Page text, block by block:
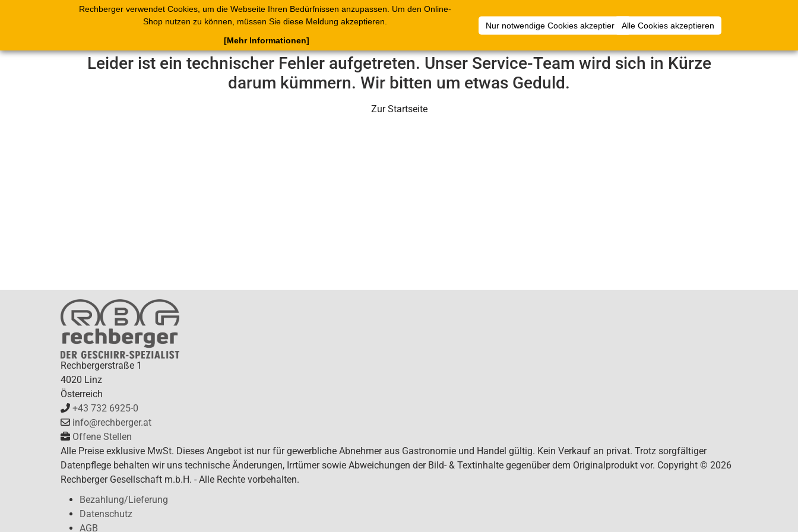
Rechberger verwendet Cookies, um die Webseite Ihren Bedürfnissen anzupassen. Um den Online-
Shop nutzen zu können, müssen Sie diese Meldung akzeptieren.
Nur notwendige Cookies akzeptierenAlle Cookies akzeptieren
[Mehr Informationen]
Shop Blätterkataloge Warenkorb Belege Artikelsammlungen Anmelden
Leider ist ein technischer Fehler aufgetreten. Unser Service-Team wird sich in Kürze
darum kümmern. Wir bitten um etwas Geduld.
Zur Startseite
Rechbergerstraße 1
4020 Linz
Österreich
+43 732 6925-0
info@rechberger.at
Offene Stellen
Alle Preise exklusive MwSt. Dieses Angebot ist nur für gewerbliche Abnehmer aus Gastronomie und Handel gültig. Kein Verkauf an privat. Trotz sorgfältiger
Datenpflege behalten wir uns technische Änderungen, Irrtümer sowie Abweichungen der Bild- & Textinhalte gegenüber dem Originalprodukt vor. Copyright © 2026
Rechberger Gesellschaft m.b.H. - Alle Rechte vorbehalten.
Bezahlung/Lieferung
Datenschutz
AGB